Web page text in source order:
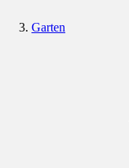
Garten